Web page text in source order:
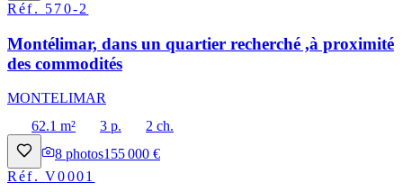
Réf. 570-2
Montélimar, dans un quartier recherché ,à proximité
des commodités
MONTELIMAR
62.1 m²
3 p.
2 ch.
8 photos155 000 €
Réf.V0001